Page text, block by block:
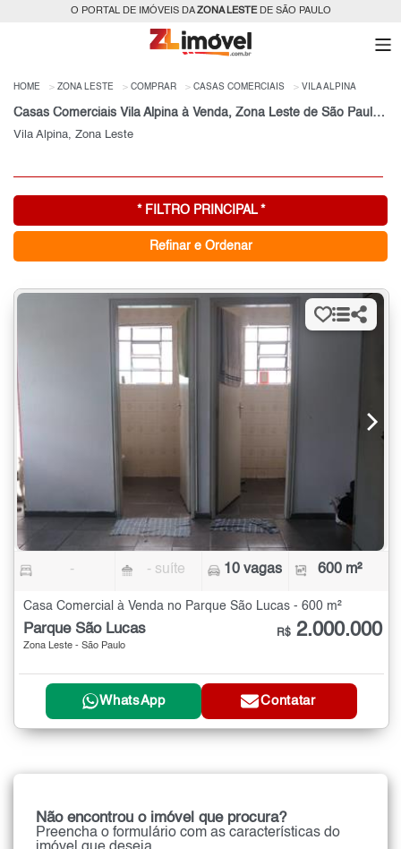
O PORTAL DE IMÓVEIS DAZONA LESTEDE SÃO PAULO
HOME ZONA LESTE COMPRAR CASAS COMERCIAIS VILA ALPINA
Casas Comerciais Vila Alpina à Venda, Zona Leste de São Paulo, SP
Vila Alpina, Zona Leste
* FILTRO PRINCIPAL *
Refinar e Ordenar
- - suíte 10 vagas 600 m²
Casa Comercial à Venda no Parque São Lucas - 600 m²
Parque São Lucas
Zona Leste - São Paulo
R$ 2.000.000
WhatsApp Contatar
Não encontrou o imóvel que procura?
Preencha o formulário com as características do